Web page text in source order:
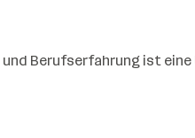
Berufserfahrung ist